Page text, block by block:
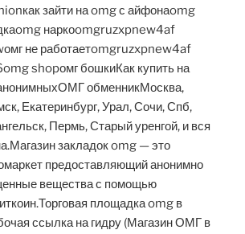
зайти на omg с айфонаomg
наркоomgruzxpnew4af
не работаетomgruzxpnew4af
shopомг бошкиКак купить на
обменникМосква,
Екатеринбург, Урал, Сочи, Спб,
Пермь, Старый уренгой, и вся
закладок omg — это
предоставляющий анонимно
вещества с помощью
площадка omg в
ссылка на гидру (Магазин ОМГ в